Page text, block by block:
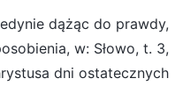
dążąc do prawdy,
w: Słowo, t. 3,
dni ostatecznych